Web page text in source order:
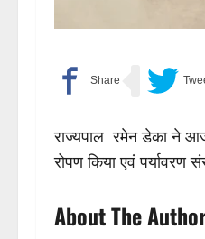
राज्यपाल रमेन डेका ने आज
रोपण किया एवं
About The